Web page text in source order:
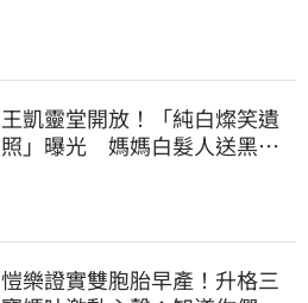
王凱靈堂開放！「純白燦笑遺
照」曝光 媽媽白髮人送黑髮
愷樂證實雙胞胎早產！升格三